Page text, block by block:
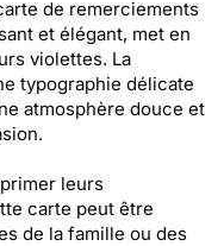
de remerciements
et élégant, met en
violettes. La
typographie délicate
atmosphère douce et
leurs
carte peut être
de la famille ou des